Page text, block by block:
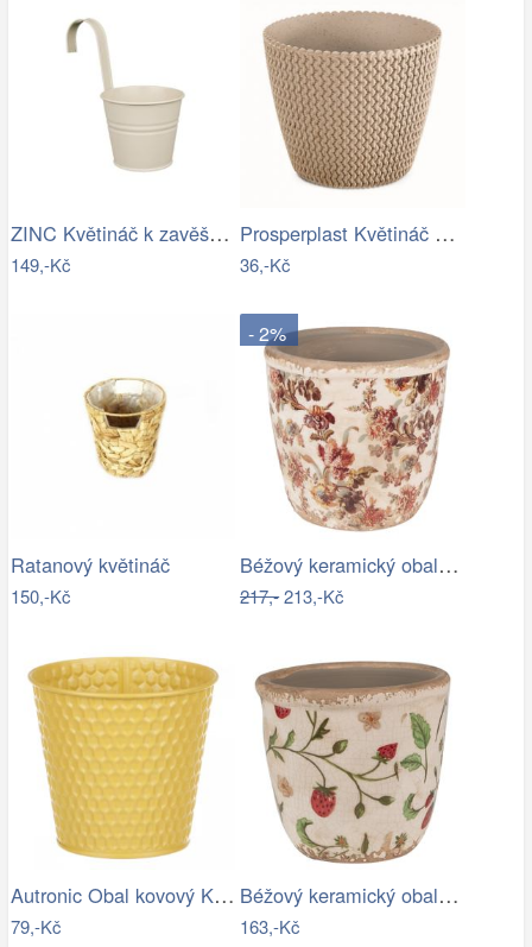
ZINC Květináč k zavěšení 13 cm - béžová
149,-Kč
Prosperplast Květináč PLOWY ECO natural…
36,-Kč
Ratanový květináč
150,-Kč
- 2%
Béžový keramický obal na květináč s…
217,-213,-Kč
Autronic Obal kovový KK056-YEL
79,-Kč
Béžový keramický obal na květináč s…
163,-Kč